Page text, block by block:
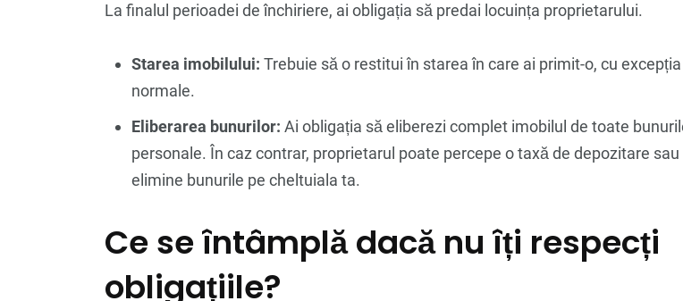
La finalul perioadei de închiriere, ai obligația să predai locuința proprietarului.
Starea imobilului: Trebuie să o restitui în starea în care ai primit-o, cu
normale.
Eliberarea bunurilor: Ai obligația să eliberezi complet imobilul de toate
personale. În caz contrar, proprietarul poate percepe o taxă de depozitare sau
elimine bunurile pe cheltuiala ta.
Ce se întâmplă dacă nu îți respecți
obligațiile?